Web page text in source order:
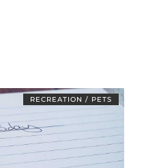
RECREATION / PETS